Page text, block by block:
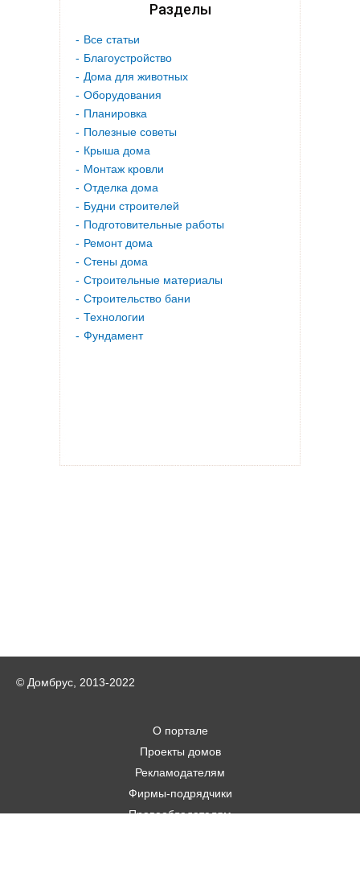
Разделы
Все статьи
Благоустройство
Дома для животных
Оборудования
Планировка
Полезные советы
Крыша дома
Монтаж кровли
Отделка дома
Будни строителей
Подготовительные работы
Ремонт дома
Стены дома
Строительные материалы
Строительство бани
Технологии
Фундамент
© Домбрус, 2013-2022
О портале
Проекты домов
Рекламодателям
Фирмы-подрядчики
Правообладателям